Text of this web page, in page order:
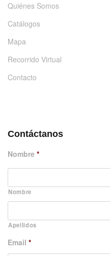
Quiénes Somos
Catálogos
Mapa
Recorrido Virtual
Contacto
Contáctanos
Nombre *
Nombre
Apellidos
Email *